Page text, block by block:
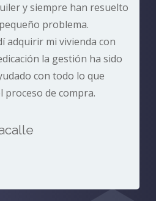
y siempre han resuelto
problema.
adquirir mi vivienda con
la gestión ha sido
con todo lo que
proceso de compra.